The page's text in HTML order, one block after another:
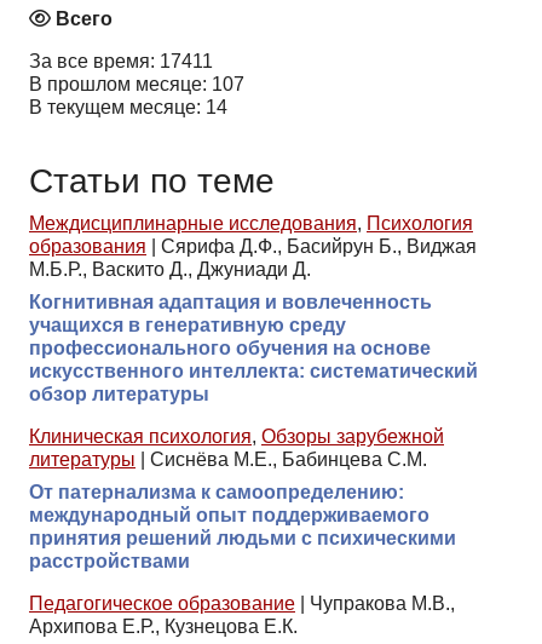
Всего
За все время: 17411
В прошлом месяце: 107
В текущем месяце: 14
Статьи по теме
Междисциплинарные исследования, Психология
образования
Сярифа Д.Ф., Басийрун Б., Виджая
М.Б.Р., Васкито Д., Джуниади Д.
Когнитивная адаптация и вовлеченность
учащихся в генеративную среду
профессионального обучения на основе
искусственного интеллекта: систематический
обзор литературы
Клиническая психология, Обзоры зарубежной
литературы
Сиснёва М.Е., Бабинцева С.М.
От патернализма к самоопределению:
международный опыт поддерживаемого
принятия решений людьми с психическими
расстройствами
Педагогическое образование
Чупракова М.В.,
Архипова Е.Р., Кузнецова Е.К.